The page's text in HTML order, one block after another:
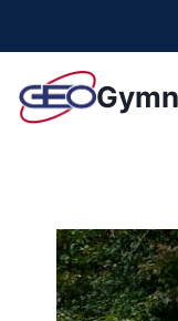
springen